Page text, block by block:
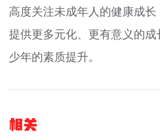
高度关注未成年人的健康成
提供更多元化、更有意义的
少年的素质提升。
相关